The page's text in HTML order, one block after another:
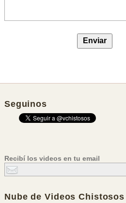
Seguinos
Recibí los videos en tu email
Nube deVideos Chistosos